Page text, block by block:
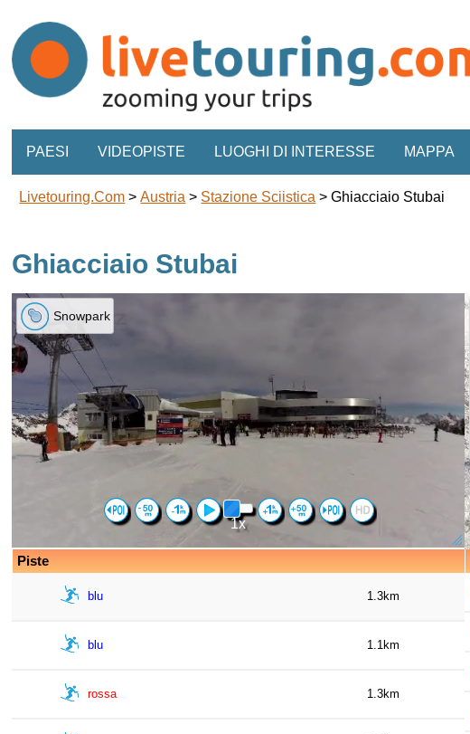
PAESI VIDEOPISTE LUOGHI DI INTERESSE MAPPA
Livetouring.com >Austria > Stazione Sciistica >Ghiacciaio Stubai
Ghiacciaio Stubai
Snowpark
1x
Piste
blu 1.3km
blu 1.1km
rossa 1.3km